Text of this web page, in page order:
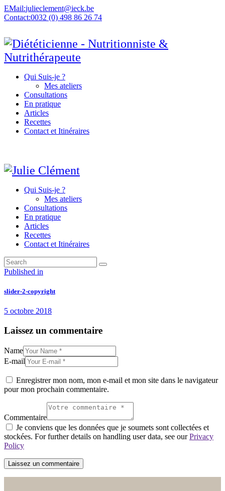
EMail:julieclement@ieck.be
Contact:0032 (0) 498 86 26 74
Qui Suis-je ?
Mes ateliers
Consultations
En pratique
Articles
Recettes
Contact et Itinéraires
Qui Suis-je ?
Mes ateliers
Consultations
En pratique
Articles
Recettes
Contact et Itinéraires
Navigation
de
Published in
slider-2-copyright
5 octobre 2018
Laissez un commentaire
Name
E-mail
Enregistrer mon nom, mon e-mail et mon site dans le navigateur
pour mon prochain commentaire.
Commentaire
Je conviens que les données que je soumets sont collectées et
stockées. For further details on handling user data, see ourPrivacy
Policy